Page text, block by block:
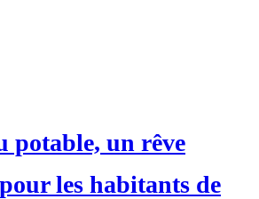
potable, un rêve
les habitants de